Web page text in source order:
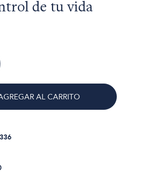
de tu vida
AL CARRITO
336